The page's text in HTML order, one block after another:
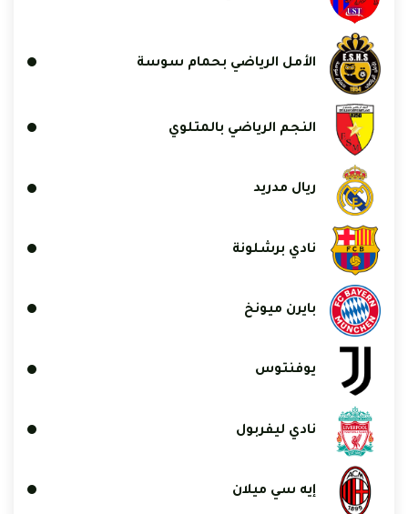
الأمل الرياضي بحمام سوسة
النجم الرياضي بالمتلوي
ريال مدريد
نادي برشلونة
بايرن ميونخ
يوفنتوس
نادي ليفربول
إيه سي ميلان